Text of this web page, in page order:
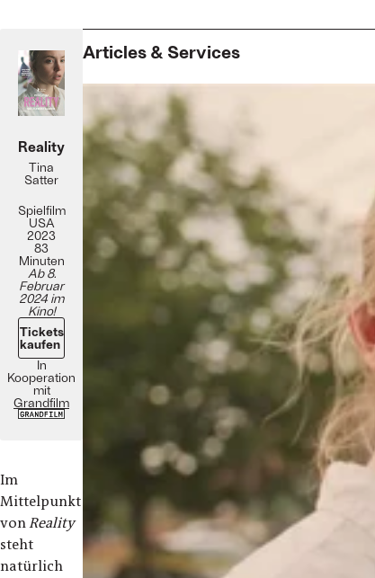
Reality
Tina
Satter
Spielfilm
USA
2023
83
Minuten
Ab 8.
Februar
2024 im
Kino!
Tickets
kaufen
In
Kooperation
mit
Grandfilm
Im
Mittelpunkt
vonReality
steht
natürlich
Articles & Services